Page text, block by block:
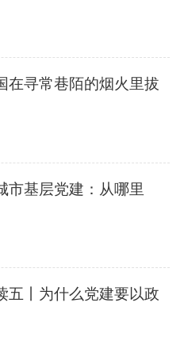
在寻常巷陌的烟火里拔
市基层党建：从哪里
五丨为什么党建要以政